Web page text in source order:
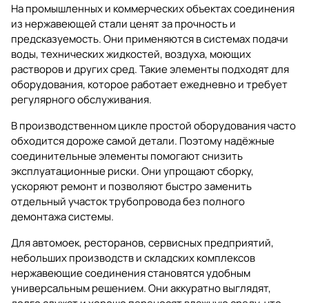
На промышленных и коммерческих объектах соединения
из нержавеющей стали ценят за прочность и
предсказуемость. Они применяются в системах подачи
воды, технических жидкостей, воздуха, моющих
растворов и других сред. Такие элементы подходят для
оборудования, которое работает ежедневно и требует
регулярного обслуживания.
В производственном цикле простой оборудования часто
обходится дороже самой детали. Поэтому надёжные
соединительные элементы помогают снизить
эксплуатационные риски. Они упрощают сборку,
ускоряют ремонт и позволяют быстро заменить
отдельный участок трубопровода без полного
демонтажа системы.
Для автомоек, ресторанов, сервисных предприятий,
небольших производств и складских комплексов
нержавеющие соединения становятся удобным
универсальным решением. Они аккуратно выглядят,